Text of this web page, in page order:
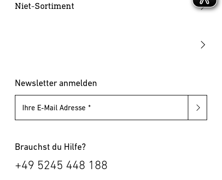
Hammertacker
Niet-Sortiment
Blindnietmuttern
Newsletter anmelden
Ihre E-Mail Adresse
Brauchst du Hilfe?
+49 5245 448 188